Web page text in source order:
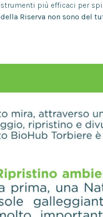
strumenti più efficaci per
della Riserva non sono del